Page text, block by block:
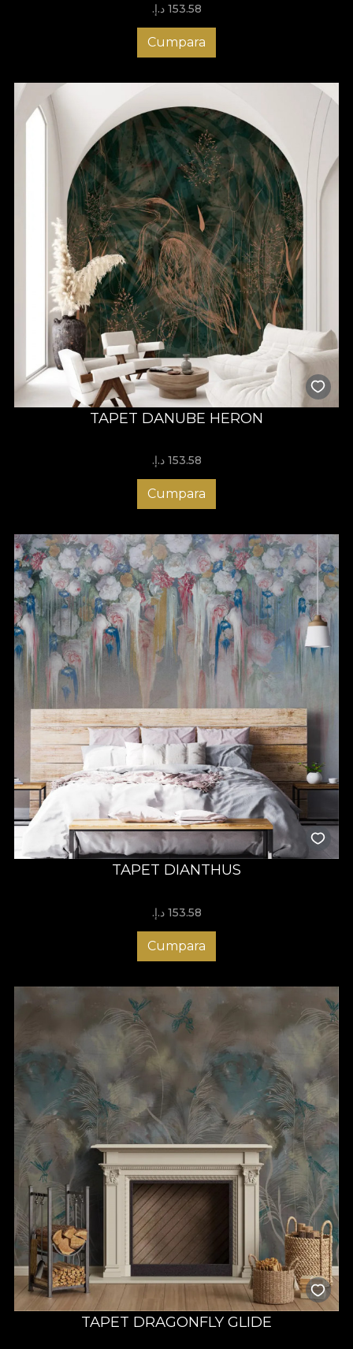
153.58 د.إ.‏
Cumpara
TAPET DANUBE HERON
153.58 د.إ.‏
Cumpara
TAPET DIANTHUS
153.58 د.إ.‏
Cumpara
TAPET DRAGONFLY GLIDE